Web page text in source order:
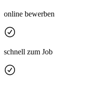
online bewerben
schnell zum Job